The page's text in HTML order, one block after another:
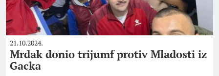
21.10.2024.
Mrdak donio trijumf protiv Mladosti iz
Gacka